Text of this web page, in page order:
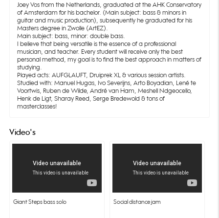
Joey Vos from the Netherlands, graduated at the AHK Conservatory
of Amsterdam for his bachelor. (Main subject: bass & minors in
guitar and music production), subsequently he graduated for his
Masters degree in Zwolle (ArtEZ).
Main subject: bass, minor: double bass.
I believe that being versatile is the essence of a professional
musician, and teacher. Every student will receive only the best
personal method, my goal is to find the best approach in matters of
studying.
Played acts: AUFGLAUFT, Druiprek XL & various session artists.
Studied with: Manuel Hugas, Ivo Severijns, Arto Boyadian, Lené te
Voortwis, Ruben de Wilde, André van Ham, Meshell Ndgeocello,
Henk de Ligt, Sharay Reed, Serge Bredewold & tons of
masterclasses!
Video's
Giant Steps bass solo Social distance jam